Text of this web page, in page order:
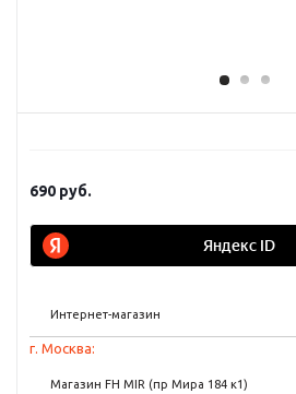
690 руб.
Интернет-магазин
г. Москва:
Магазин FH MIR (пр Мира 184 к1)